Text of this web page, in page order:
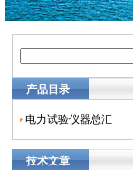
产品目录
电力试验仪器总汇
技术文章